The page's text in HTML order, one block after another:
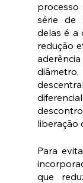
série de
delas é a
redução
aderência
liberação
Para
que